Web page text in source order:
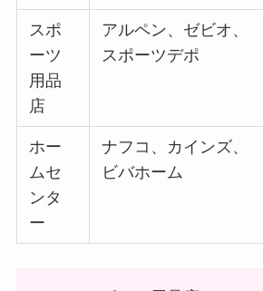
スポ
ーツ
用品
店
アルペン、ゼビオ、
スポーツデポ
ホー
ムセ
ンタ
ー
ナフコ、カインズ、
ビバホーム